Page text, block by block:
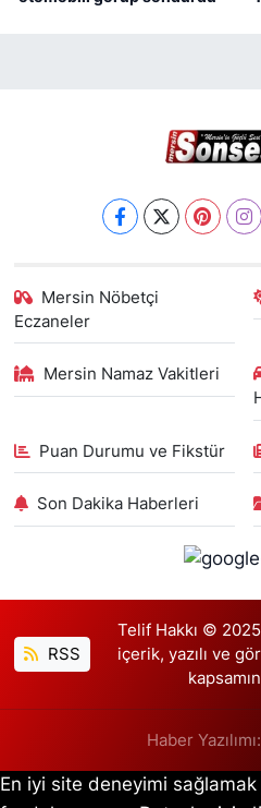
Mersin Nöbetçi
Eczaneler
Mersin Namaz Vakitleri
Puan Durumu ve Fikstür
Son Dakika Haberleri
RSS
Telif Hakkı ©
içerik, yazılı ve
Haber Yazılımı:
En iyi site deneyimi